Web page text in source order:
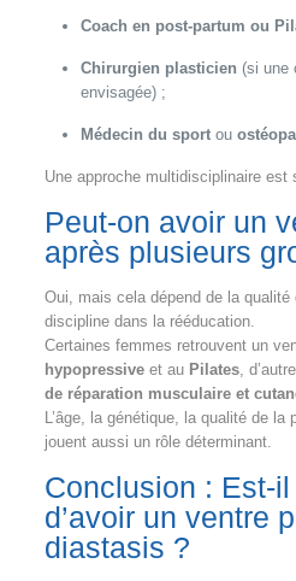
Coach en post-partum ou
Chirurgien plasticien (si une
envisagée) ;
Médecin du sportou
Une approche multidisciplinaire
Peut-on avoir un
après plusieurs
Oui, mais cela dépend de la
discipline dans la rééducation.
Certaines femmes retrouvent un
hypopressiveet au Pilates,
de réparation musculaire et
L’âge, la génétique, la qualité de la
jouent aussi un rôle déterminant.
Conclusion : Est-
d’avoir un ventre
diastasis ?